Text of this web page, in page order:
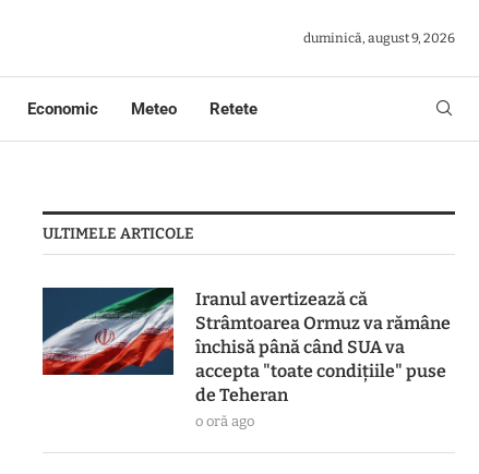
duminică, august 9, 2026
Economic Meteo Retete
ULTIMELE ARTICOLE
Iranul avertizează că
Strâmtoarea Ormuz va rămâne
închisă până când SUA va
accepta "toate condiţiile" puse
de Teheran
o oră ago